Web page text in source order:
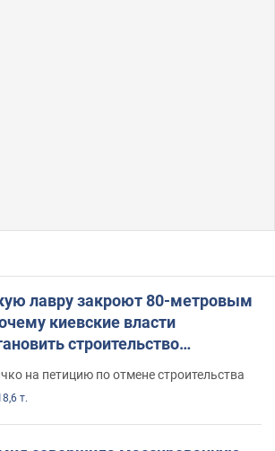
лавру закроют 80-метровым
киевские власти
строительство
на петицию по отмене строительства
т.